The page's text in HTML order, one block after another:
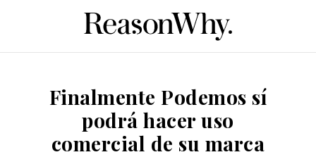
Finalmente Podemos sí
podrá hacer uso
comercial de su marca